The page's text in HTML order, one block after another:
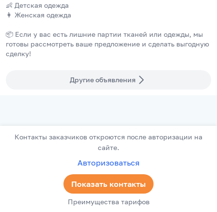
👶 Детская одежда
👩 Женская одежда
📦 Если у вас есть лишние партии тканей или одежды, мы
готовы рассмотреть ваше предложение и сделать выгодную
сделку!
Другие объявления
Контакты заказчиков откроются после авторизации на
сайте.
Авторизоваться
Показать контакты
Преимущества тарифов